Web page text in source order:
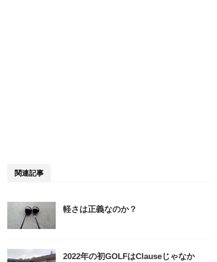
関連記事
軽さは正義なのか？
2022年の初GOLFはClauseじゃなか